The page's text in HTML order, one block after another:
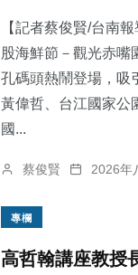
【記者蔡俊賢/台南
股海鮮節－觀光赤嘴
孔碼頭熱鬧登場，吸
黃偉哲、台江國家公
國...
蔡俊賢 2026年
專欄
高哲翰講座教授